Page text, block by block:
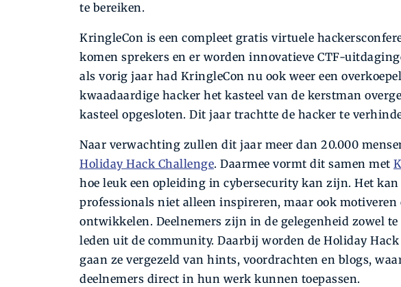
te bereiken.
KringleCon is een compleet gratis vir­tuele
komen sprekers en er worden innovatieve CTF-
als vorig jaar had KringleCon nu ook weer een
kwaadaardige hacker het kasteel van de kerstman
kasteel opgesloten. Dit jaar trachtte de hacker te
Naar verwachting zullen dit jaar meer dan 20.000
Holiday Hack Challenge. Daarmee vormt dit samen met
hoe leuk een opleiding in cybersecurity kan zijn. Het
professionals niet alleen inspireren, maar ook
ontwikkelen. Deelnemers zijn in de gelegenheid zowel
leden uit de community. Daarbij worden de Holiday
gaan ze vergezeld van hints, voordrachten en blogs,
deelnemers direct in hun werk kunnen toepassen.